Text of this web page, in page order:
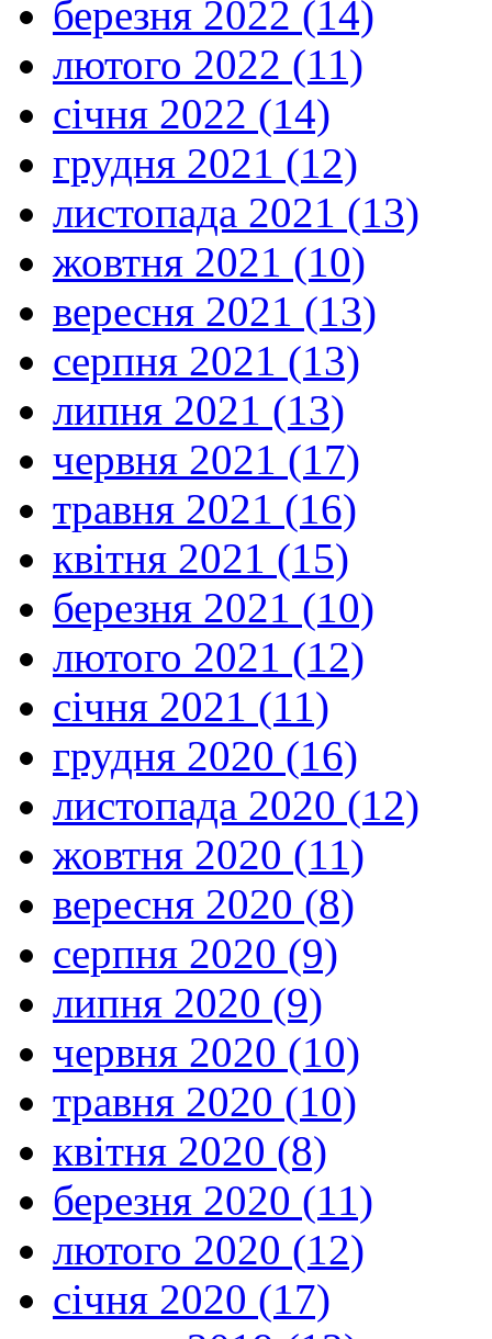
березня 2022 (14)
лютого 2022 (11)
січня 2022 (14)
грудня 2021 (12)
листопада 2021 (13)
жовтня 2021 (10)
вересня 2021 (13)
серпня 2021 (13)
липня 2021 (13)
червня 2021 (17)
травня 2021 (16)
квітня 2021 (15)
березня 2021 (10)
лютого 2021 (12)
січня 2021 (11)
грудня 2020 (16)
листопада 2020 (12)
жовтня 2020 (11)
вересня 2020 (8)
серпня 2020 (9)
липня 2020 (9)
червня 2020 (10)
травня 2020 (10)
квітня 2020 (8)
березня 2020 (11)
лютого 2020 (12)
січня 2020 (17)